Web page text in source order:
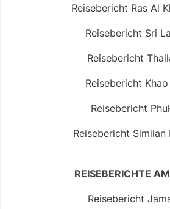
Reisebericht Ras Al
Reisebericht Sri
Reisebericht
Reisebericht
Reisebericht
Reisebericht Similan
REISEBERICHTE
Reisebericht